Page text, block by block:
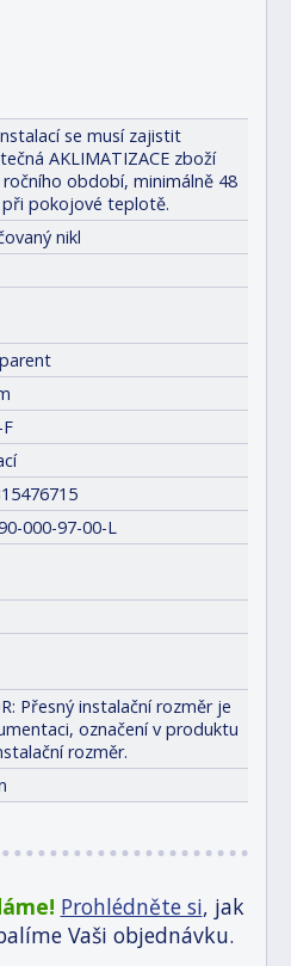
se musí zajistit
AKLIMATIZACE zboží
období, minimálně 48
pokojové teplotě.
nikl
000-97-00-L
Přesný instalační rozměr je
označení v produktu
rozměr.
Prohlédněte si, jak
Vaši objednávku.